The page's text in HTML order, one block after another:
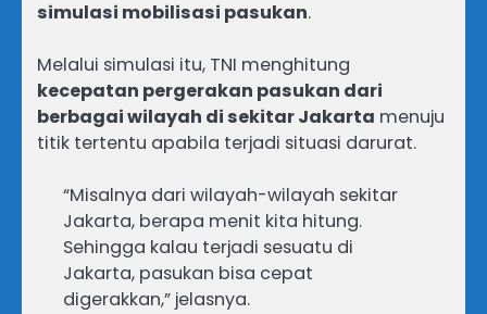
simulasi mobilisasi pasukan.
Melalui simulasi itu, TNI menghitung
kecepatan pergerakan pasukan dari
berbagai wilayah di sekitar Jakarta menuju
titik tertentu apabila terjadi situasi darurat.
“Misalnya dari wilayah-wilayah sekitar
Jakarta, berapa menit kita hitung.
Sehingga kalau terjadi sesuatu di
Jakarta, pasukan bisa cepat
digerakkan,” jelasnya.